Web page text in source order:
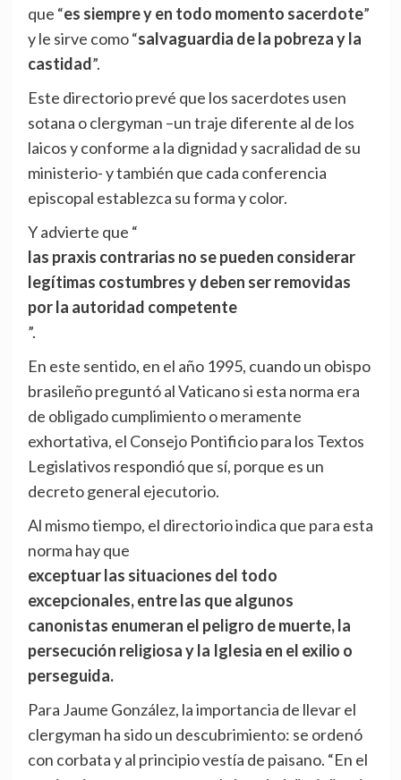
que “es siempre y en todo momento sacerdote”
y le sirve como “salvaguardia de la pobreza y la
castidad”.
Este directorio prevé que los sacerdotes usen
sotana o clergyman –un traje diferente al de los
laicos y conforme a la dignidad y sacralidad de su
ministerio- y también que cada conferencia
episcopal establezca su forma y color.
Y advierte que “
las praxis contrarias no se pueden considerar
legítimas costumbres y deben ser removidas
por la autoridad competente
”.
En este sentido, en el año 1995, cuando un obispo
brasileño preguntó al Vaticano si esta norma era
de obligado cumplimiento o meramente
exhortativa, el Consejo Pontificio para los Textos
Legislativos respondió que sí, porque es un
decreto general ejecutorio.
Al mismo tiempo, el directorio indica que para esta
norma hay que
exceptuar las situaciones del todo
excepcionales, entre las que algunos
canonistas enumeran el peligro de muerte, la
persecución religiosa y la Iglesia en el exilio o
perseguida.
Para Jaume González, la importancia de llevar el
clergyman ha sido un descubrimiento: se ordenó
con corbata y al principio vestía de paisano. “En el